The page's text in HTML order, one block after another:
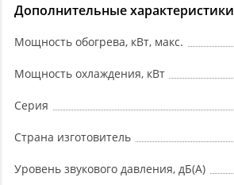
Дополнительные характеристики
Мощность обогрева, кВт, макс.
Мощность охлаждения, кВт
Серия
Страна изготовитель
Уровень звукового давления, дБ(А)